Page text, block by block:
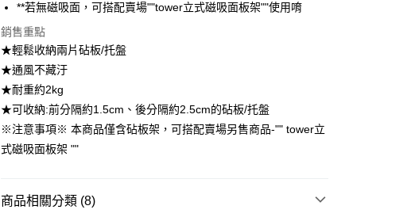
【大哥付你分期使用說明】
1.本服務由台灣大哥大提供，台灣大哥大用戶可立即使用無須另外申請。
2.付款方式選擇「大哥付你分期」，訂單成立後會自動跳轉到大哥付的交易
流程，驗證手機門號後，選擇欲分期的期數、繳款截止日，確認付款後即
完成交易。
3.實際核准額度、可分期數及費用金額請依後續交易確認頁面所載為準。
4.訂單成立30分鐘內，如未前往確認交易或遇審核未通過，訂單將自動取
消。如遇「轉專審核」未通過狀況，表示未達大哥付你分期系統評分，恕
無法說明評估內容。
【繳款方式說明】
1.分期款項不併入電信帳單，「大哥付你分期」於每月結算日後寄送繳費提
帳／街口支付／iPASS MONEY」等通路繳費。
ATM付款
運送方式
全家取貨付款
每筆NT$100，滿NT$499(含以上)免運費
付款後全家取貨
7-11取貨付款
**若無磁吸面，可搭配賣場""tower立式磁吸面板架""使用唷
銷售重點
★輕鬆收納兩片砧板/托盤
★通風不藏汙
★耐重約2kg
★可收納:前分隔約1.5cm、後分隔約2.5cm的砧板/托盤
※注意事項※ 本商品僅含砧板架，可搭配賣場另售商品-"" tower立
式磁吸面板架 ""
商品相關分類 (8)